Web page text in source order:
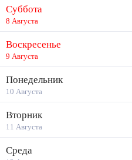
Суббота
8 Августа
Воскресенье
9 Августа
Понедельник
10 Августа
Вторник
11 Августа
Среда